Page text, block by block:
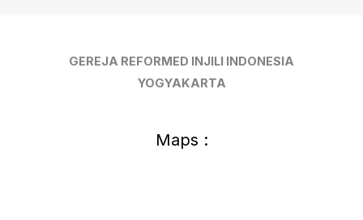
GEREJA REFORMED INJILI INDONESIA
YOGYAKARTA
Maps :